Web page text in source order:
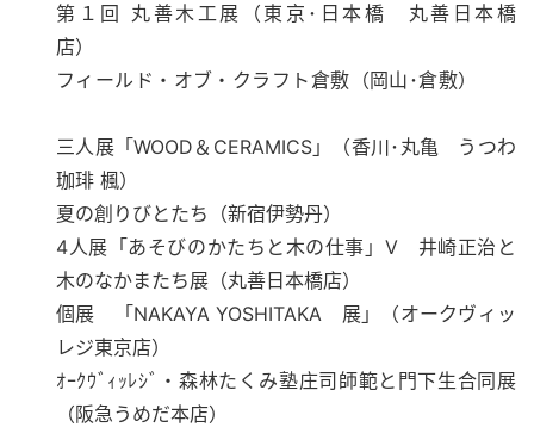
第１回 丸善木工展（東京･日本橋 丸善日本橋
店）
フィールド・オブ・クラフト倉敷（岡山･倉敷）
三人展「WOOD＆CERAMICS」（香川･丸亀 うつわ
珈琲 楓）
​夏の創りびとたち（新宿伊勢丹）
4人展「あそびのかたちと木の仕事」V 井崎正治と
木のなかまたち展（丸善日本橋店）
個展 「NAKAYA YOSHITAKA 展」（オークヴィッ
レジ東京店）
ｵｰｸｳﾞｨｯﾚｼﾞ・森林たくみ塾庄司師範と門下生合同展
（阪急うめだ本店）